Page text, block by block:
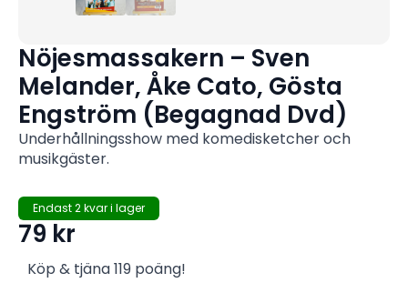
Nöjesmassakern – Sven
Melander, Åke Cato, Gösta
Engström (Begagnad Dvd)
Underhållningsshow med komedisketcher och
musikgäster.
Endast 2 kvar i lager
79 kr
Köp & tjäna 119 poäng!